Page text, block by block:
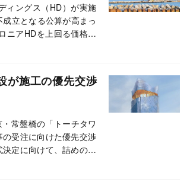
ィングス（HD）が実施
立となる公算が高まっ
ニアHDを上回る価格で
ている東洋建設は資産
が施工の優先交渉
常盤橋の「トーチタワ
受注に向けた優先交渉
定に向けて、詰めの交